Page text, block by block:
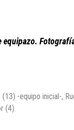
equipazo.
-equipo inicial-,
(4).